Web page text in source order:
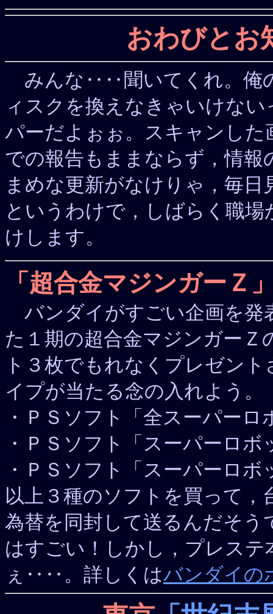
おわびとお
みんな‥‥聞いてくれ。俺
ィスクを換えなきゃいけな
パーだよぉぉ。スキャンし
での報告もままならず，情
まめな更新がなけりゃ，毎
というわけで，しばらく職
けします。
「超合金マジンガーＺ
バンダイがすごい企画を発
た１期の超合金マジンガー
ト３枚でもれなくプレゼン
イプが当たる念の入れよう。
・ＰＳソフト「全スーパー
・ＰＳソフト「スーパーロ
・ＰＳソフト「スーパーロ
以上３種のソフトを買って，
為替を同封して送るんだそ
はすごい！しかし，プレス
ぇ‥‥。詳しくはバンダイの